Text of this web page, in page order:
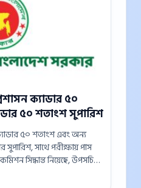
ক্যাডার ৫০
৫০ শতাংশ সুপারিশ
৫০ শতাংশ এবং অন্য
সাথে পরীক্ষায় পাস
সিদ্ধান্ত নিয়েছে, উপসচিব
পরীক্ষার মাধ্যমে করা...